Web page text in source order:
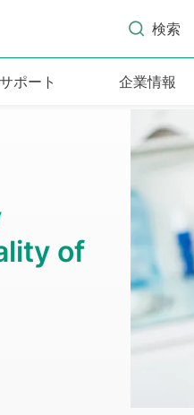
検索
サポート 企業情報